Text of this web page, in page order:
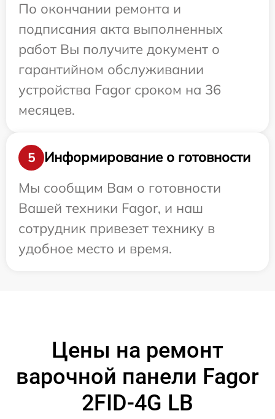
По окончании ремонта и
подписания акта выполненных
работ Вы получите документ о
гарантийном обслуживании
устройства Fagor сроком на 36
месяцев.
5
Информирование о готовности
Мы сообщим Вам о готовности
Вашей техники Fagor, и наш
сотрудник привезет технику в
удобное место и время.
Цены на ремонт
варочной панели Fagor
2FID-4G LB